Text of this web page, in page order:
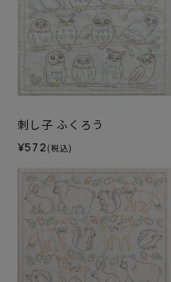
刺し子 ふくろう
¥572 (税込)